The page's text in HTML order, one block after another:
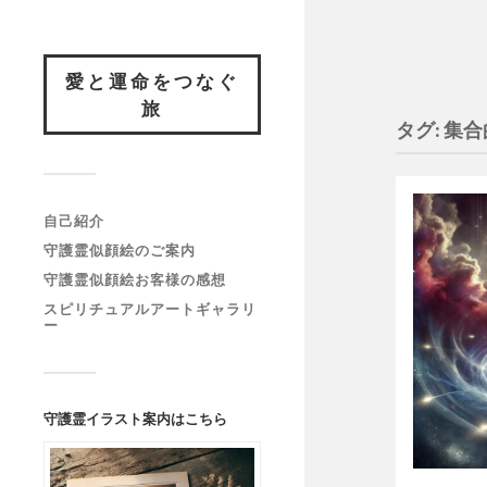
愛と運命をつなぐ
旅
自己紹介
守護霊似顔絵のご案内
守護霊似顔絵お客様の感想
スピリチュアルアートギャラリ
ー
守護霊イラスト案内はこちら
タグ:集